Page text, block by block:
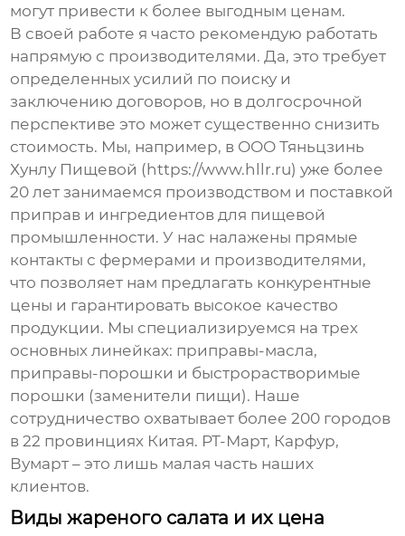
могут привести к более выгодным ценам.
В своей работе я часто рекомендую работать
напрямую с производителями. Да, это требует
определенных усилий по поиску и
заключению договоров, но в долгосрочной
перспективе это может существенно снизить
стоимость. Мы, например, в ООО Тяньцзинь
Хунлу Пищевой (https://www.hllr.ru) уже более
20 лет занимаемся производством и поставкой
приправ и ингредиентов для пищевой
промышленности. У нас налажены прямые
контакты с фермерами и производителями,
что позволяет нам предлагать конкурентные
цены и гарантировать высокое качество
продукции. Мы специализируемся на трех
основных линейках: приправы-масла,
приправы-порошки и быстрорастворимые
порошки (заменители пищи). Наше
сотрудничество охватывает более 200 городов
в 22 провинциях Китая. РТ-Март, Карфур,
Вумарт – это лишь малая часть наших
клиентов.
Виды жареного салата и их цена